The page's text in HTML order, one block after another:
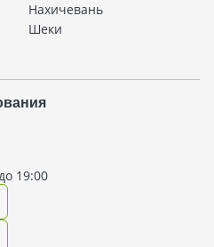
Нахичевань
Шеки
19:00